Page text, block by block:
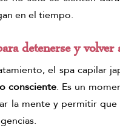
en el tiempo.
detenerse y
el spa capilar
consciente. Es un
la mente y permitir